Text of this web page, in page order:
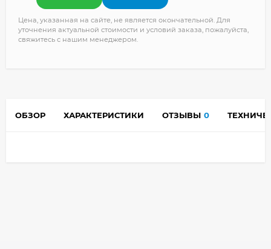
Цена, указанная на сайте, не является окончательной. Для
уточнения актуальной стоимости и условий заказа, пожалуйста,
свяжитесь с нашим менеджером.
ОБЗОР ХАРАКТЕРИСТИКИ ОТЗЫВЫ 0